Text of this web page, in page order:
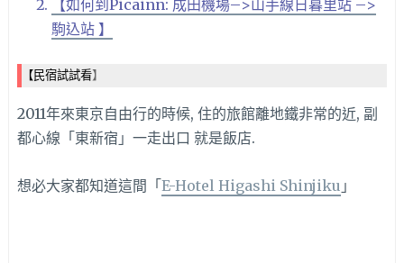
【如何到Picainn: 成田機場–>山手線日暮里站 –>
駒込站 】
【民宿試試看】
2011年來東京自由行的時候, 住的旅館離地鐵非常的近, 副
都心線「東新宿」一走出口 就是飯店.
想必大家都知道這間「E-Hotel Higashi Shinjiku 」